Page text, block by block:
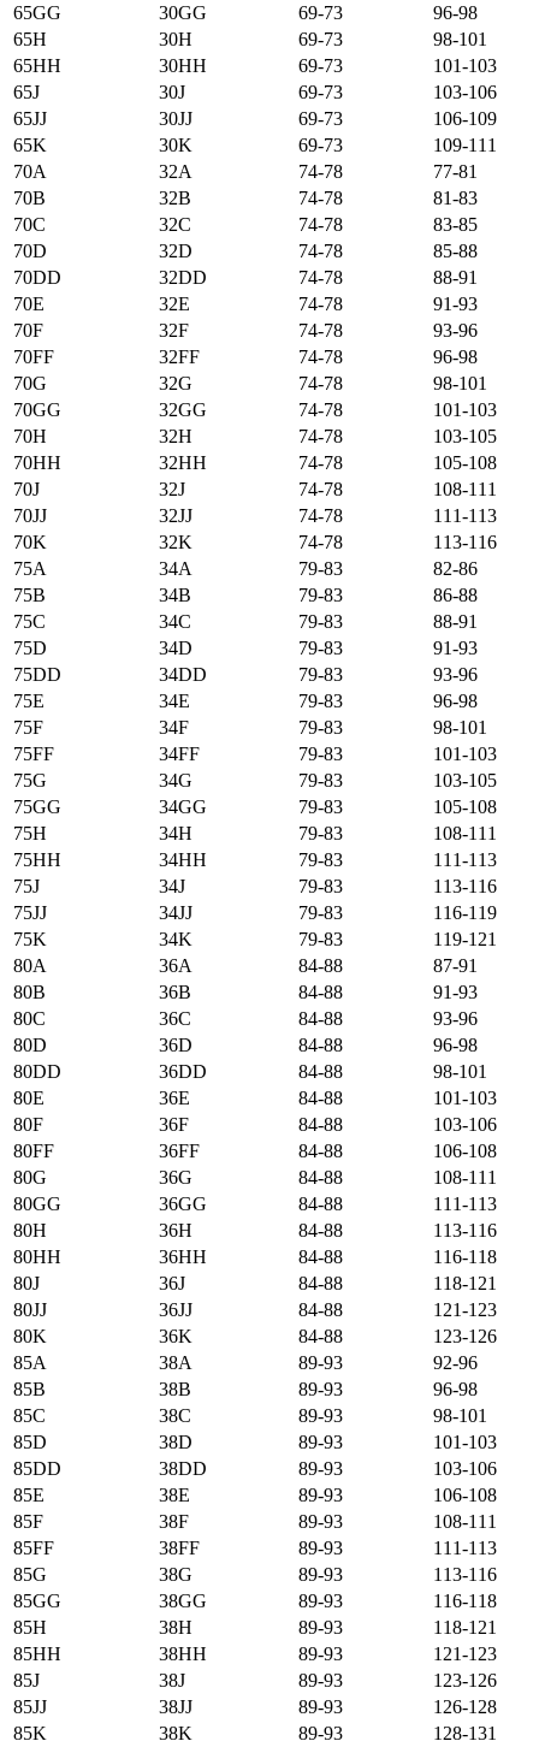
65GG
30GG 69-73
96-98
65H
30H 69-73
98-101
65HH
30HH 69-73
101-103
65J
30J 69-73
103-106
65JJ
30JJ 69-73
106-109
65K
30K 69-73
109-111
70А
32А 74-78
77-81
70B
32B 74-78
81-83
70C
32C 74-78
83-85
70D
32D 74-78
85-88
70DD
32DD 74-78
88-91
70E
32E 74-78
91-93
70F
32F 74-78
93-96
70FF
32FF 74-78
96-98
70G
32G 74-78
98-101
70GG
32GG 74-78
101-103
70H
32H 74-78
103-105
70HH
32HH 74-78
105-108
70J
32J 74-78
108-111
70JJ
32JJ 74-78
111-113
70K
32K 74-78
113-116
75А
34А 79-83
82-86
75B
34B 79-83
86-88
75C
34C 79-83
88-91
75D
34D 79-83
91-93
75DD
34DD 79-83
93-96
75E
34E 79-83
96-98
75F
34F 79-83
98-101
75FF
34FF 79-83
101-103
75G
34G 79-83
103-105
75GG
34GG 79-83
105-108
75H
34H 79-83
108-111
75HH
34HH 79-83
111-113
75J
34J 79-83
113-116
75JJ
34JJ 79-83
116-119
75K
34K 79-83
119-121
80А
36А 84-88
87-91
80B
36B 84-88
91-93
80C
36C 84-88
93-96
80D
36D 84-88
96-98
80DD
36DD 84-88
98-101
80E
36E 84-88
101-103
80F
36F 84-88
103-106
80FF
36FF 84-88
106-108
80G
36G 84-88
108-111
80GG
36GG 84-88
111-113
80H
36H 84-88
113-116
80HH
36HH 84-88
116-118
80J
36J 84-88
118-121
80JJ
36JJ 84-88
121-123
80K
36K 84-88
123-126
85А
38А 89-93
92-96
85B
38B 89-93
96-98
85C
38C 89-93
98-101
85D
38D 89-93
101-103
85DD
38DD 89-93
103-106
85E
38E 89-93
106-108
85F
38F 89-93
108-111
85FF
38FF 89-93
111-113
85G
38G 89-93
113-116
85GG
38GG 89-93
116-118
85H
38H 89-93
118-121
85HH
38HH 89-93
121-123
85J
38J 89-93
123-126
85JJ
38JJ 89-93
126-128
85K
38K 89-93
128-131